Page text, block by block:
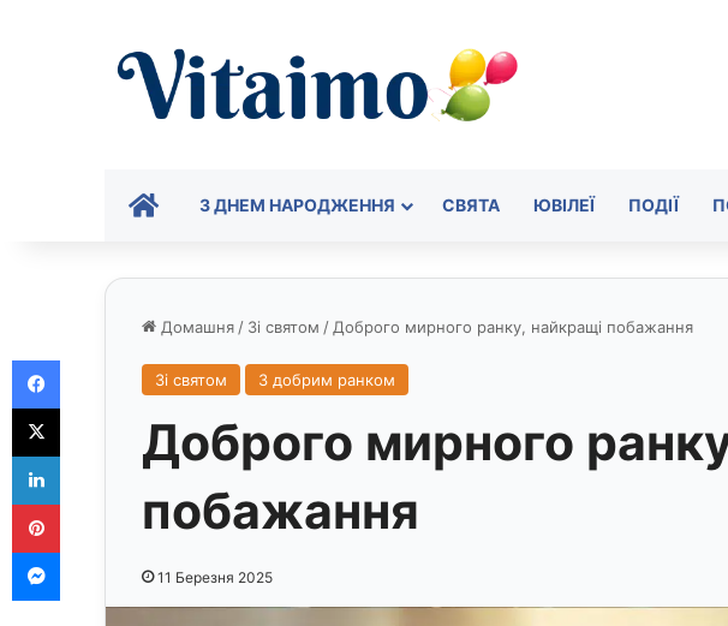
ГОЛОВНАЗ ДНЕМ НАРОДЖЕННЯ СВЯТА ЮВІЛЕЇ ПОДІЇ
Домашня / Зі святом / Доброго мирного ранку, найкращі побажання
Зі святом З добрим ранком
Доброго мирного
побажання
11 Березня 2025
Facebook
X
LinkedIn
Pinterest
Messenger